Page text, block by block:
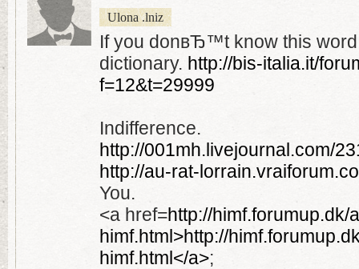
Ulona .lniz
If you donвЂ™t know this
dictionary. http://bis-italia.it/
f=12&t=29999
Indifference.
http://001mh.livejournal.com/
http://au-rat-
You.
<a href=http://himf.forumup.dk/
himf.html>http://
himf.html</a>;